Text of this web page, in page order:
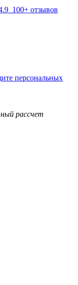
100+ отзывов
персональных